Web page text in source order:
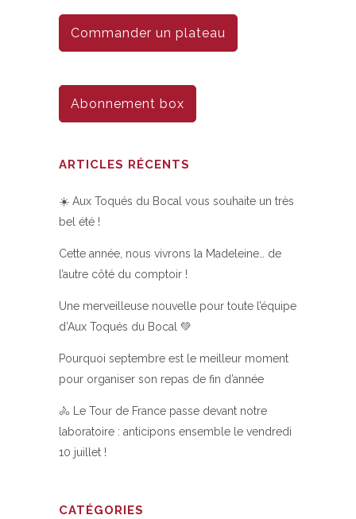
Commander un plateau
Abonnement box
ARTICLES RÉCENTS
☀️ Aux Toqués du Bocal vous souhaite un très
bel été !
Cette année, nous vivrons la Madeleine… de
l’autre côté du comptoir !
Une merveilleuse nouvelle pour toute l’équipe
d’Aux Toqués du Bocal 💚
Pourquoi septembre est le meilleur moment
pour organiser son repas de fin d’année
🚴 Le Tour de France passe devant notre
laboratoire : anticipons ensemble le vendredi
10 juillet !
CATÉGORIES